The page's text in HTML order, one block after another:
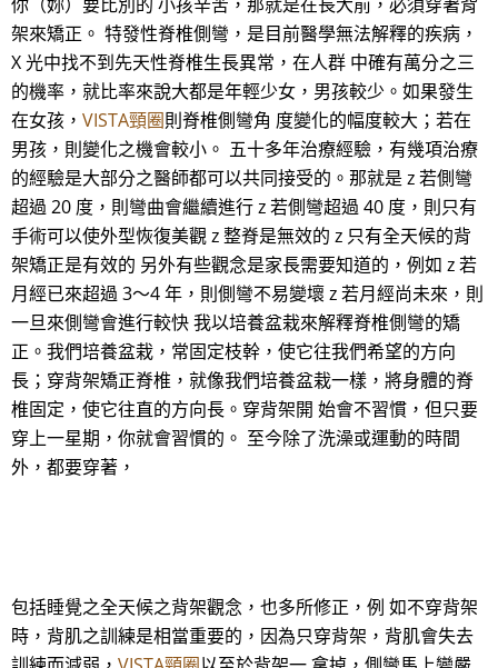
架來矯正。 特發性脊椎側彎，是目前醫學無法解釋的疾病，
X 光中找不到先天性脊椎生長異常，在人群 中確有萬分之三
的機率，就比率來說大都是年輕少女，男孩較少。如果發生
在女孩， VISTA頸圈則脊椎側彎角 度變化的幅度較大；若在
男孩，則變化之機會較小。 五十多年治療經驗，有幾項治療
的經驗是大部分之醫師都可以共同接受的。那就是 z 若側彎
超過 20 度，則彎曲會繼續進行 z 若側彎超過 40 度，則只有
手術可以使外型恢復美觀 z 整脊是無效的 z 只有全天候的背
架矯正是有效的 另外有些觀念是家長需要知道的，例如 z 若
月經已來超過 3～4 年，則側彎不易變壞 z 若月經尚未來，則
一旦來側彎會進行較快 我以培養盆栽來解釋脊椎側彎的矯
正。我們培養盆栽，常固定枝幹，使它往我們希望的方向
長；穿背架矯正脊椎，就像我們培養盆栽一樣，將身體的脊
椎固定，使它往直的方向長。穿背架開 始會不習慣，但只要
穿上一星期，你就會習慣的。 至今除了洗澡或運動的時間
外，都要穿著，
包括睡覺之全天候之背架觀念，也多所修正，例 如不穿背架
時，背肌之訓練是相當重要的，因為只穿背架，背肌會失去